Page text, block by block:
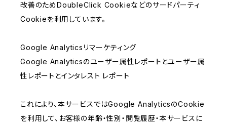
改善のためDoubleClick Cookieなどのサードパーティ
Cookieを利用しています。
Google Analyticsリマーケティング
Google Analyticsのユーザー属性レポートとユーザー属
性レポートとインタレスト レポート
これにより、本サービスではGoogle AnalyticsのCookie
を利用して、お客様の年齢・性別・閲覧履歴・本サービスに